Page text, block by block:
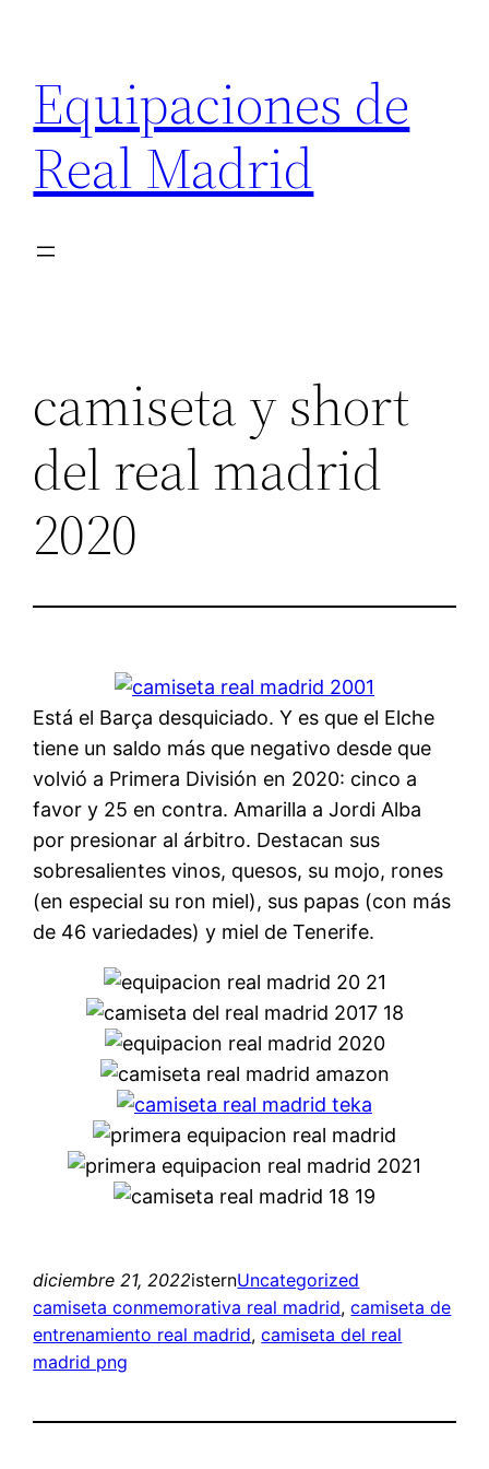
contenido
Equipaciones de
Real Madrid
camiseta y short
del real madrid
2020
Está el Barça desquiciado. Y es que el Elche
tiene un saldo más que negativo desde que
volvió a Primera División en 2020: cinco a
favor y 25 en contra. Amarilla a Jordi Alba
por presionar al árbitro. Destacan sus
sobresalientes vinos, quesos, su mojo, rones
(en especial su ron miel), sus papas (con más
de 46 variedades) y miel de Tenerife.
diciembre 21, 2022isternUncategorized
camiseta conmemorativa real madrid, camiseta de
entrenamiento real madrid, camiseta del real
madrid png